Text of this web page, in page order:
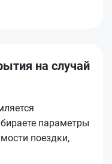
на случай
параметры
поездки,